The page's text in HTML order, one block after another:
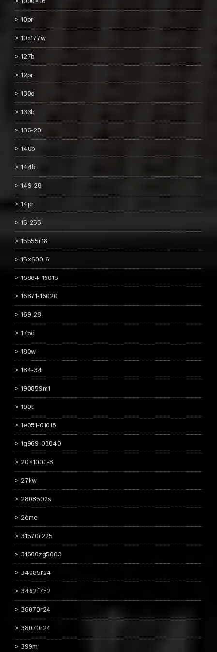
10pr
10x177w
127b
12pr
130d
133b
136-28
140b
144b
149-28
14pr
15-255
15555r18
15×600-6
16864-16015
16871-16020
169-28
175d
180w
184-34
190859m1
190t
1e051-01018
1g969-03040
20×1000-8
27kw
2808502s
2ème
31570r225
31600zg5003
34085r24
3462f752
36070r24
38070r24
399m